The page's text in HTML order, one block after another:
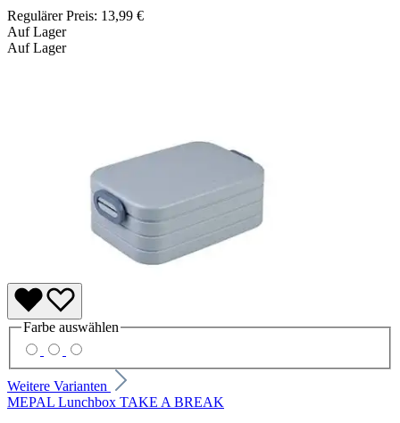
Regulärer Preis: 13,99 €
Auf Lager
Auf Lager
Farbe auswählen
Weitere Varianten
MEPAL Lunchbox TAKE A BREAK